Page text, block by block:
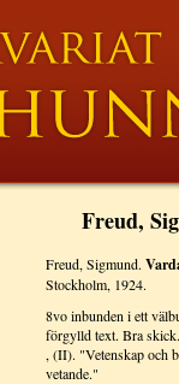
Freud,
Freud, Sigmund.
Stockholm, 1924.
8vo inbunden i ett
förgylld text. Bra
, (II). "Vetenskap och
vetande."